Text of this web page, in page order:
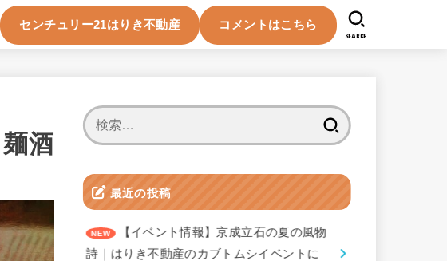
センチュリー21はりき不動産 コメントはこちら
SEARCH
酒
最近の投稿
【イベント情報】京成立石の夏の風物
詩｜はりき不動産のカブトムシイベントに